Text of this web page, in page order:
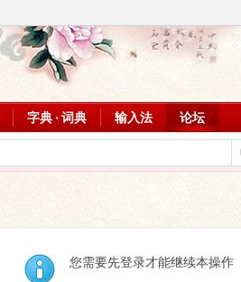
字典 · 词典 输入法 论坛
您需要先登录才能继续本操作